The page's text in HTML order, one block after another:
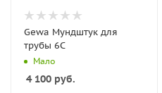
Gewa Мундштук для
трубы 6C
Мало
4 100 руб.